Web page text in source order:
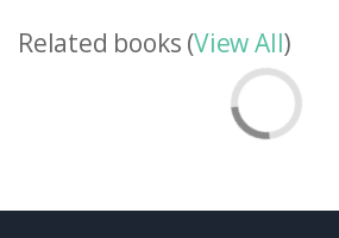
Related books (View All)